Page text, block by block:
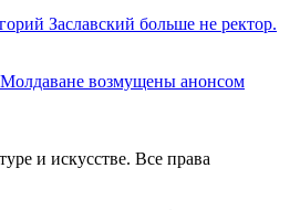
Заславский больше не ректор.
возмущены анонсом
и искусстве. Все права